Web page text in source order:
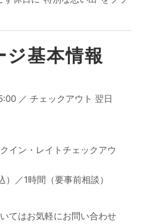
ジ基本情報
／ チェックアウト 翌日
イン・レイトチェックアウ
／1時間（要事前相談）
てはお気軽にお問い合わせ